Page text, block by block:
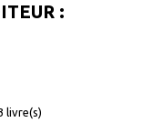
:
livre(s)